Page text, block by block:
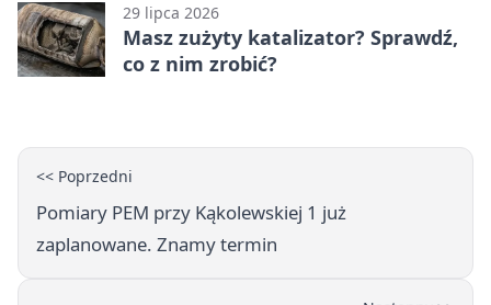
29 lipca 2026
Masz zużyty katalizator? Sprawdź,
co z nim zrobić?
<< Poprzedni
Pomiary PEM przy Kąkolewskiej 1 już
zaplanowane. Znamy termin